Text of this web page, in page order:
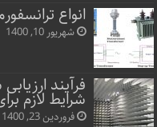
انواع
شهریور 10, 1400
فرآیند
شرایط لازم
فروردین 23, 1400